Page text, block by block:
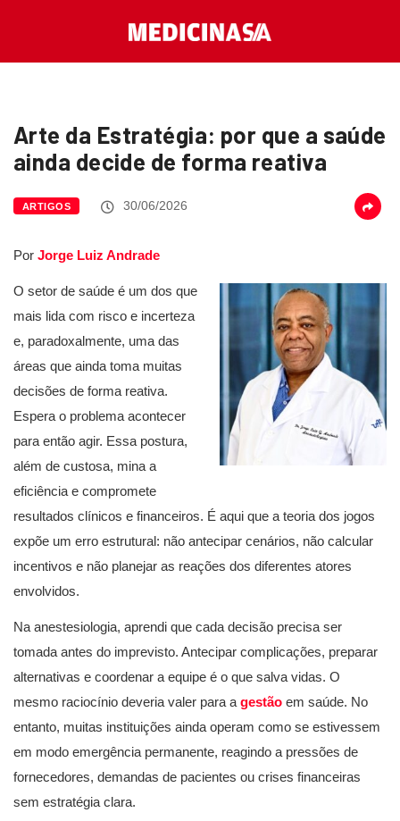
Arte da Estratégia: por que a saúde
ainda decide de forma reativa
ARTIGOS 30/06/2026
Por Jorge Luiz Andrade
O setor de saúde é um dos que
mais lida com risco e incerteza
e, paradoxalmente, uma das
áreas que ainda toma muitas
decisões de forma reativa.
Espera o problema acontecer
para então agir. Essa postura,
além de custosa, mina a
eficiência e compromete
resultados clínicos e financeiros. É aqui que a teoria dos jogos
expõe um erro estrutural: não antecipar cenários, não calcular
incentivos e não planejar as reações dos diferentes atores
envolvidos.
Na anestesiologia, aprendi que cada decisão precisa ser
tomada antes do imprevisto. Antecipar complicações, preparar
alternativas e coordenar a equipe é o que salva vidas. O
mesmo raciocínio deveria valer para a gestão em saúde. No
entanto, muitas instituições ainda operam como se estivessem
em modo emergência permanente, reagindo a pressões de
fornecedores, demandas de pacientes ou crises financeiras
sem estratégia clara.